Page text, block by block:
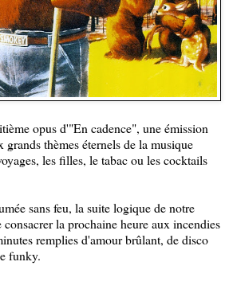
opus d'"En cadence", une émission
grands thèmes éternels de la musique
les filles, le tabac ou les cocktails
sans feu, la suite logique de notre
consacrer la prochaine heure aux incendies
remplies d'amour brûlant, de disco
funky.